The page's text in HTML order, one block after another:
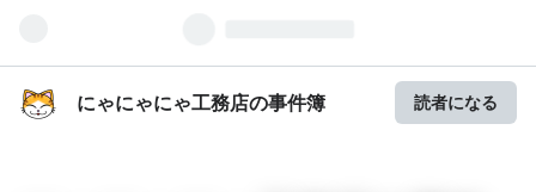
にゃにゃにゃ工務店の事件簿 読者になる